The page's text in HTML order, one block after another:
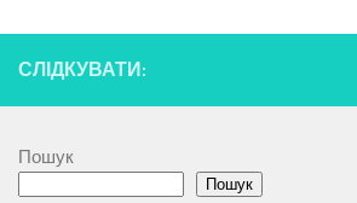
СЛІДКУВАТИ:
Пошук
Пошук